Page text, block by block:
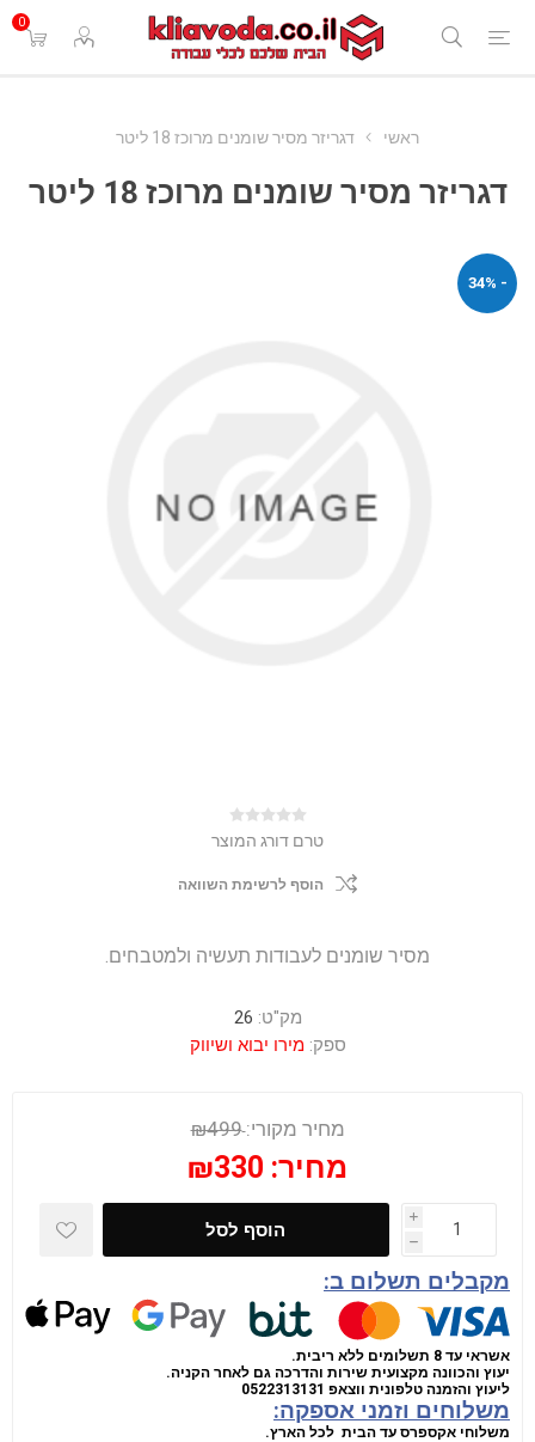
0
ראשי דגריזר מסיר שומנים מרוכז 18 ליטר
דגריזר מסיר שומנים מרוכז 18 ליטר
- 34%
טרם דורג המוצר
הוסף לרשימת השוואה
מסיר שומנים לעבודות תעשיה ולמטבחים.
מק"ט: 26
ספק: מירו יבוא ושיווק
מחיר מקורי:₪499
מחיר: ₪330
i
h
הוסף לסל
מקבלים תשלום ב:
אשראי עד 8 תשלומים ללא ריבית.
יעוץ והכוונה מקצועית שירות והדרכה גם לאחר הקניה.
ליעוץ והזמנה טלפונית ווצאפ 0522313131
משלוחים וזמני אספקה:
משלוחי אקספרס עד הבית לכל הארץ.